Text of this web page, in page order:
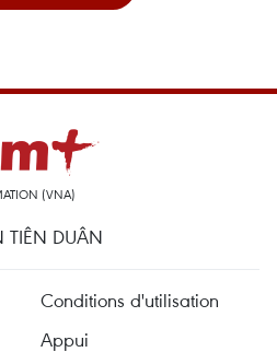
(VNA)
TIÊN DUÂN
Conditions d'utilisation
Appui